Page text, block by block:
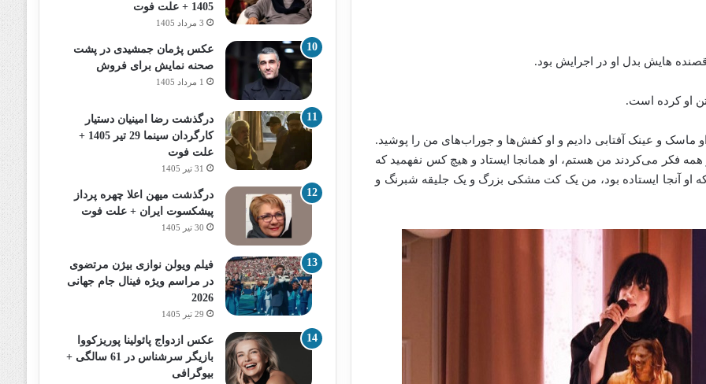
هایش بدل او در اجرایش بود.
او کرده است.
ماسک و عینک آفتابی دادیم و او کفش‌ها و جوراب‌های من را پوشید.
فکر می‌کردند من هستم، او همانجا ایستاد و هیچ کس نفهمید که
او آنجا ایستاده بود، من یک کت مشکی بزرگ و یک جلیقه شبرنگ و
1405 + علت فوت
3 مرداد 1405
عکس پژمان جمشیدی در پشت
صحنه نمایش برای فروش
1 مرداد 1405
درگذشت رضا امینیان دستیار
کارگردان سینما 29 تیر 1405 +
علت فوت
31 تیر 1405
درگذشت میهن اعلا چهره پرداز
پیشکسوت ایران + علت فوت
30 تیر 1405
فیلم ویولن نوازی بیژن مرتضوی
در مراسم ویژه فینال جام جهانی
2026
29 تیر 1405
عکس ازدواج پائولینا پوریزکووا
بازیگر سرشناس در 61 سالگی +
بیوگرافی